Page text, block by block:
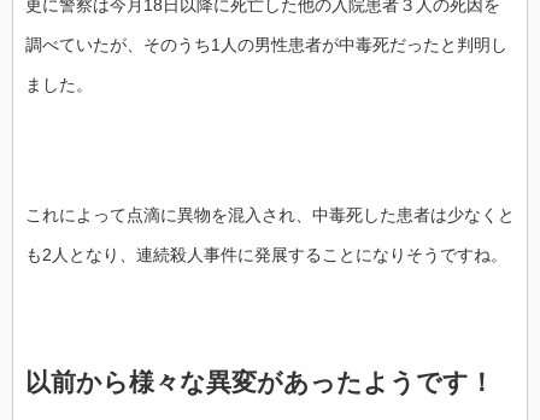
更に警察は今月18日以降に死亡した他の入院患者３人の死因を
調べていたが、そのうち1人の男性患者が中毒死だったと判明し
ました。
これによって点滴に異物を混入され、中毒死した患者は少なくと
も2人となり、連続殺人事件に発展することになりそうですね。
以前から様々な異変があったようです！